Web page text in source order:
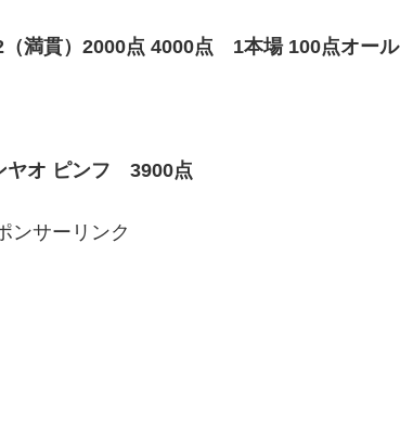
満貫）2000点 4000点 1本場 100点オール
ヤオ ピンフ 3900点
ンサーリンク